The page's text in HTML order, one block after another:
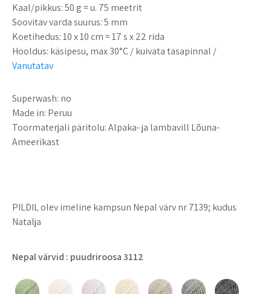
Kaal/pikkus:50 g = u. 75 meetrit
Soovitav varda suurus:5 mm
Koetihedus:10 x 10 cm = 17 s x 22 rida
Hooldus: käsipesu, max 30°C / kuivata tasapinnal /
Vanutatav
Superwash: no
Made in: Peruu
Toormaterjali päritolu:Alpaka- ja lambavill Lõuna-
Ameerikast
PILDIL olev imeline kampsun Nepal värv nr 7139; kudus
Natalja
Nepal värvid : puudriroosa 3112